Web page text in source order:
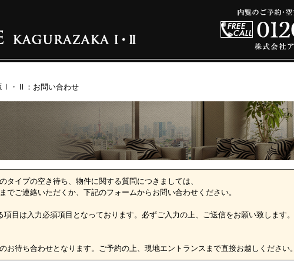
Ⅰ・Ⅱ：お問い合わせ
タイプの空き待ち、物件に関する質問につきましては、
までご連絡いただくか、下記のフォームからお問い合わせください。
項目は入力必須項目となっております。必ずご入力の上、ご送信をお願い致します。
お待ち合わせとなります。ご予約の上、現地エントランスまで直接お越しください。